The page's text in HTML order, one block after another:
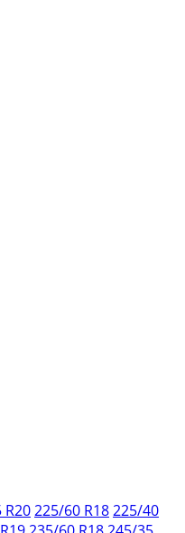
R20225/60 R18225/40